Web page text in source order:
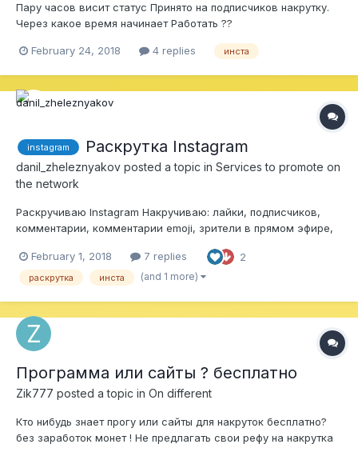
Пару часов висит статус Принято на подписчиков накрутку.
Через какое время начинает Работать ??
February 24, 2018 4 replies инста
instagram Раскрутка Instagram
danil_zheleznyakov posted a topic in Services to promote on
the network
Раскручиваю Instagram Накручиваю: лайки, подписчиков,
комментарии, комментарии emoji, зрители в прямом эфире,
качественно, довольно быстро, по приемлемым ценам. Все
вопросы задавайте в ЛС!!! Так же предлагаю сотрудничество
February 1, 2018 7 replies 2
раскрутка инста (and 1 more)
Программа или сайты ? бесплатно
Zik777 posted a topic in On different
Кто нибудь знает прогу или сайты для накруток бесплатно?
без заработок монет ! Не предлагать свои рефу на накрутка